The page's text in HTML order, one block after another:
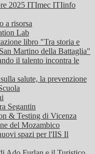
2025 ITImec ITIinfo
a risorsa
Lab
libro "Tra storia e
Martino della Battaglia"
il talento incontra le
salute, la prevenzione
Segantin
& Testing di Vicenza
del Mozambico
spazi per l'IIS Il